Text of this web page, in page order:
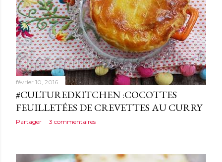
février 10, 2016
#CULTUREDKITCHEN :COCOTTES
FEUILLETÉES DE CREVETTES AU CURRY
Partager 3 commentaires